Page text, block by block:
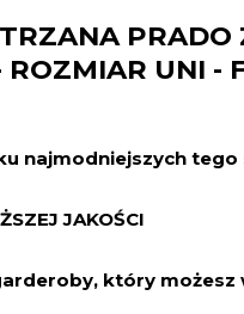
PRADO
ROZMIAR UNI -
najmodniejszych tego
JAKOŚCI
który